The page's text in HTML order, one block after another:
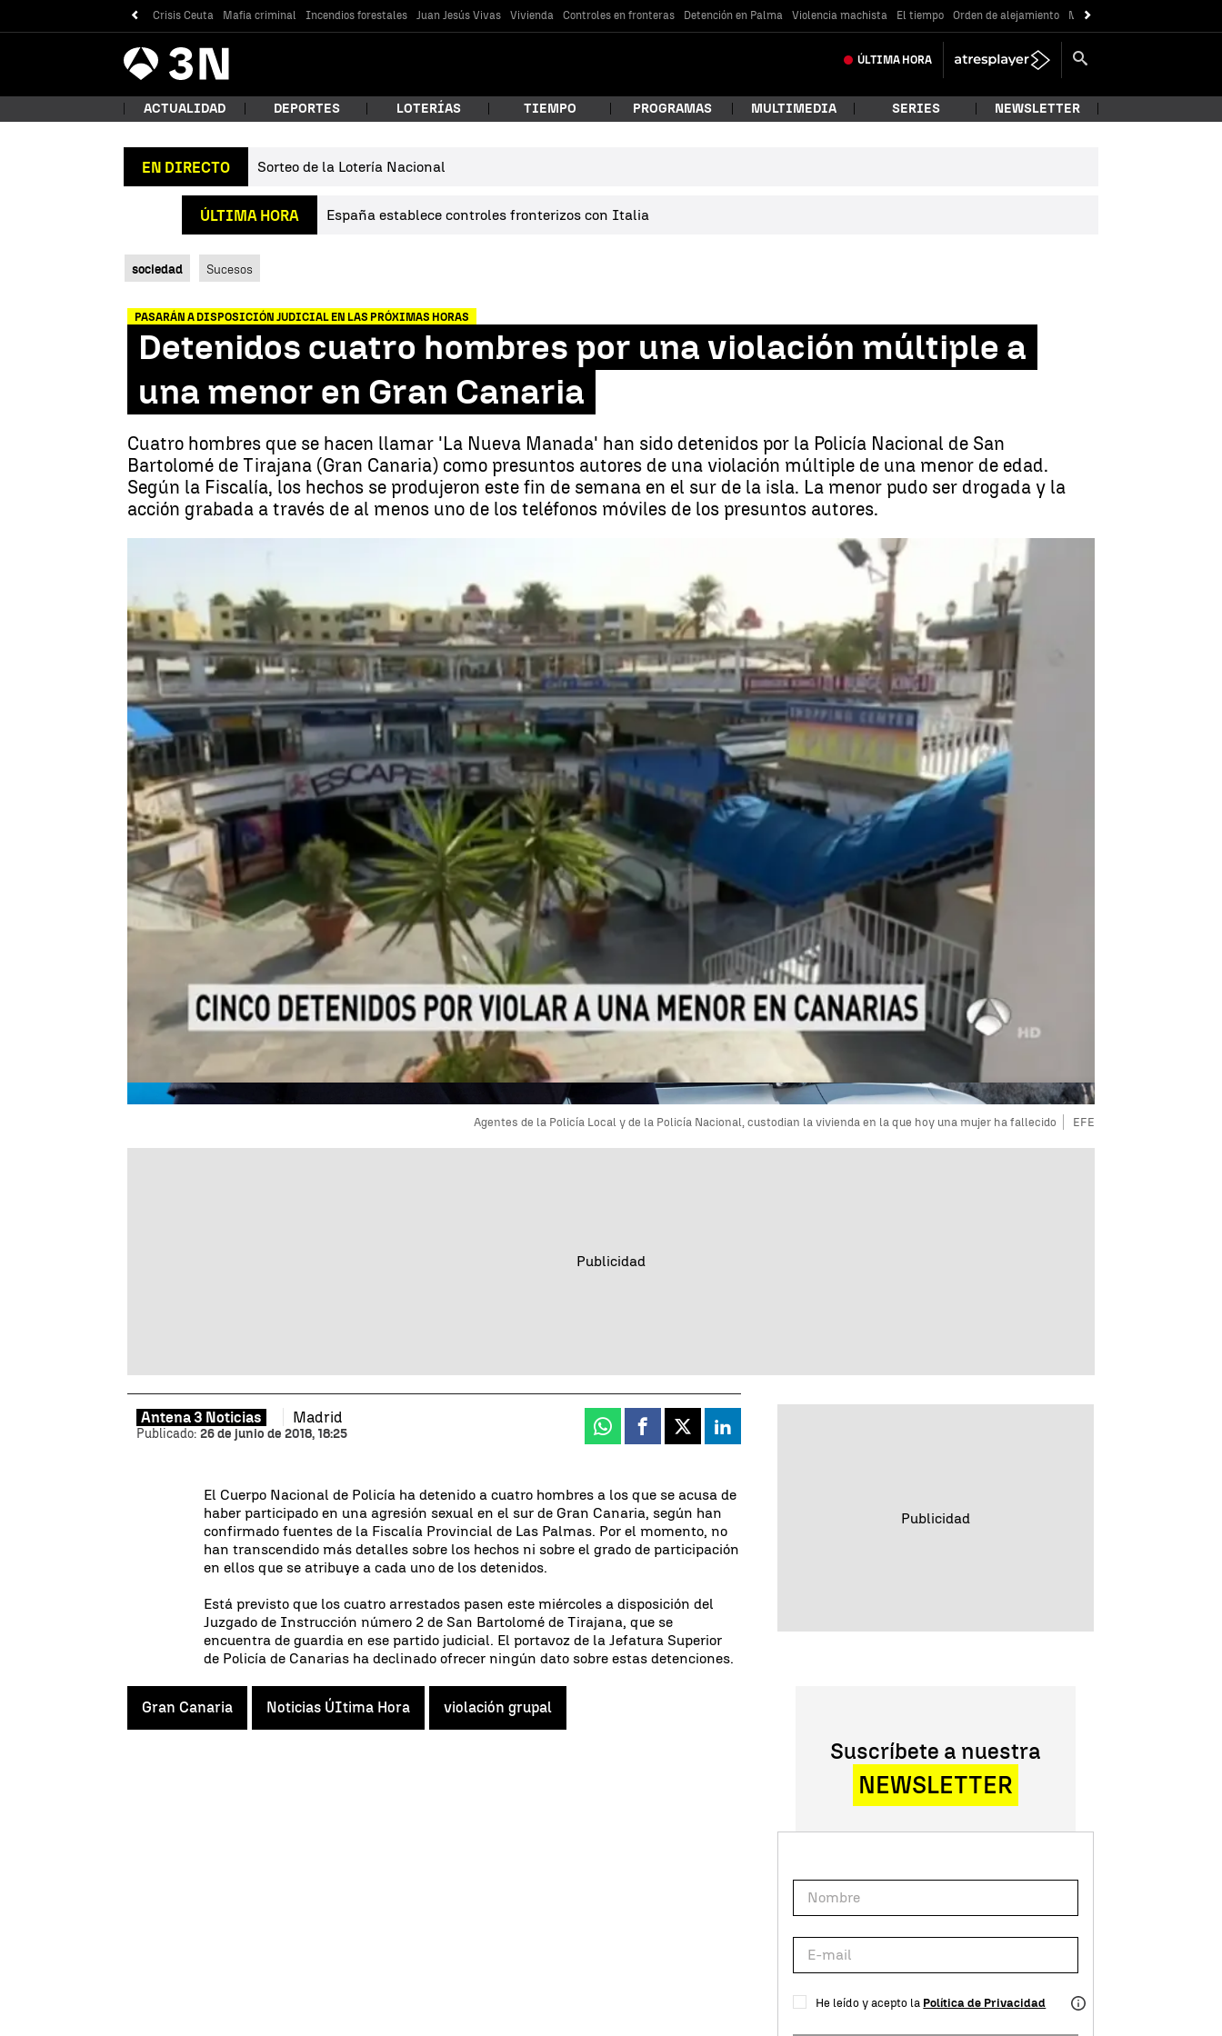
Crisis Ceuta Mafia criminal Incendios forestales Juan Jesús Vivas Vivienda Controles en fronteras Detención en Palma Violencia machista El tiempo Orden de alejamiento Messi
Antena
3 Noticias ÚLTIMA HORA
¿Qué estás buscando?
Buscar
ACTUALIDAD DEPORTES LOTERÍAS TIEMPO PROGRAMAS MULTIMEDIA SERIES NEWSLETTER
EN DIRECTO Sorteo de la Lotería Nacional
ÚLTIMA HORA España establece controles fronterizos con Italia
sociedad Sucesos
PASARÁN A DISPOSICIÓN JUDICIAL EN LAS PRÓXIMAS HORAS
Detenidos cuatro hombres por una violación múltiple a
una menor en Gran Canaria
Cuatro hombres que se hacen llamar 'La Nueva Manada' han sido detenidos por la Policía Nacional de San
Bartolomé de Tirajana (Gran Canaria) como presuntos autores de una violación múltiple de una menor de edad.
Según la Fiscalía, los hechos se produjeron este fin de semana en el sur de la isla. La menor pudo ser drogada y la
acción grabada a través de al menos uno de los teléfonos móviles de los presuntos autores.
Detenidos cinco hombres por una violación múltiple a una menor en Gran Canaria |
Agentes de la Policía Local y de la Policía Nacional, custodian la vivienda en la que hoy una mujer ha fallecido EFE
Antena 3 Noticias Madrid
Publicado: 26 de junio de 2018, 18:25 Whatsapp
Facebook
X Linkedin
El Cuerpo Nacional de Policía ha detenido a cuatro hombres a los que se acusa de
haber participado en una agresión sexual en el sur de Gran Canaria, según han
confirmado fuentes de la Fiscalía Provincial de Las Palmas. Por el momento, no
han transcendido más detalles sobre los hechos ni sobre el grado de participación
en ellos que se atribuye a cada uno de los detenidos.
Está previsto que los cuatro arrestados pasen este miércoles a disposición del
Juzgado de Instrucción número 2 de San Bartolomé de Tirajana, que se
encuentra de guardia en ese partido judicial. El portavoz de la Jefatura Superior
de Policía de Canarias ha declinado ofrecer ningún dato sobre estas detenciones.
Gran Canaria Noticias ÚItima Hora violación grupal
Suscríbete a nuestra
NEWSLETTER
He leído y acepto la Política de Privacidad